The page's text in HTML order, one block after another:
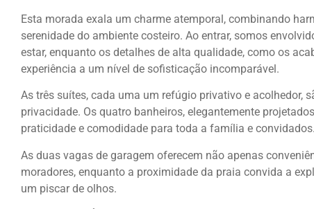
Esta morada exala um charme atemporal, combinando
serenidade do ambiente costeiro. Ao entrar, somos
estar, enquanto os detalhes de alta qualidade, como os
experiência a um nível de sofisticação incomparável.
As três suítes, cada uma um refúgio privativo e acolhedor,
privacidade. Os quatro banheiros, elegantemente
praticidade e comodidade para toda a família e convidados.
As duas vagas de garagem oferecem não apenas
moradores, enquanto a proximidade da praia convida a
um piscar de olhos.